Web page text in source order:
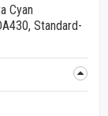
Cyan
Standard-